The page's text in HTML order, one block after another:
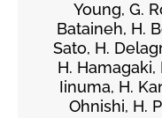
Young, G.
Bataineh, H.
Sato, H.
H. Hamagaki,
Iinuma, H.
Ohnishi, H.